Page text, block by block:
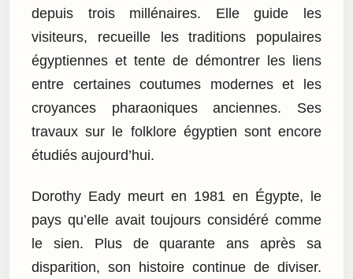
depuis trois millénaires. Elle guide les
visiteurs, recueille les traditions populaires
égyptiennes et tente de démontrer les liens
entre certaines coutumes modernes et les
croyances pharaoniques anciennes. Ses
travaux sur le folklore égyptien sont encore
étudiés aujourd’hui.
Dorothy Eady meurt en 1981 en Égypte, le
pays qu’elle avait toujours considéré comme
le sien. Plus de quarante ans après sa
disparition, son histoire continue de diviser.